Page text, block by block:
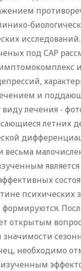
исследований.
под САР
и
лечения -
летних
является
психических
открытым
значимости
необходимо